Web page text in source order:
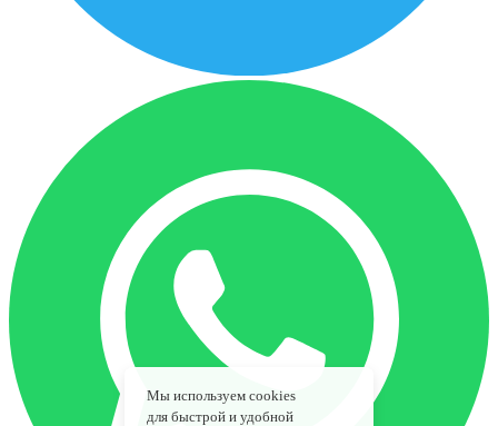
Мы используем cookies
для быстрой и удобной